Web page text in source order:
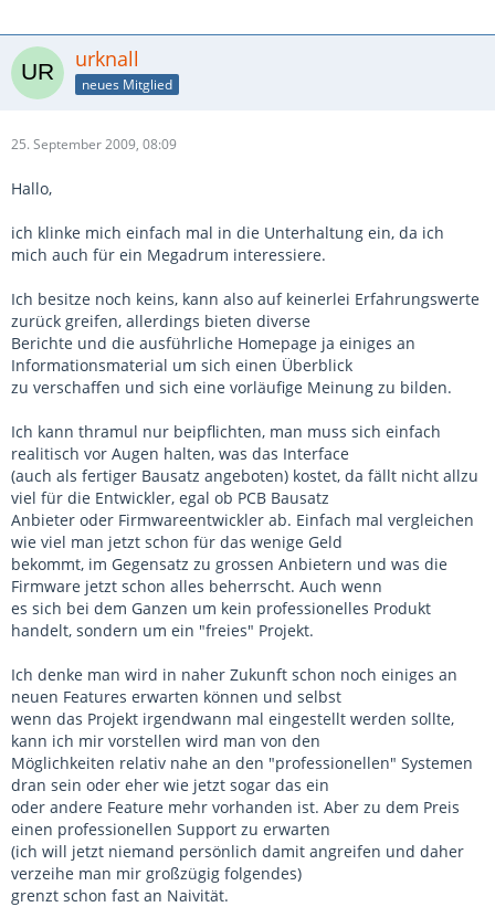
urknall
neues Mitglied
25. September 2009, 08:09
Hallo,
ich klinke mich einfach mal in die Unterhaltung ein, da ich
mich auch für ein Megadrum interessiere.
Ich besitze noch keins, kann also auf keinerlei Erfahrungswerte
zurück greifen, allerdings bieten diverse
Berichte und die ausführliche Homepage ja einiges an
Informationsmaterial um sich einen Überblick
zu verschaffen und sich eine vorläufige Meinung zu bilden.
Ich kann thramul nur beipflichten, man muss sich einfach
realitisch vor Augen halten, was das Interface
(auch als fertiger Bausatz angeboten) kostet, da fällt nicht allzu
viel für die Entwickler, egal ob PCB Bausatz
Anbieter oder Firmwareentwickler ab. Einfach mal vergleichen
wie viel man jetzt schon für das wenige Geld
bekommt, im Gegensatz zu grossen Anbietern und was die
Firmware jetzt schon alles beherrscht. Auch wenn
es sich bei dem Ganzen um kein professionelles Produkt
handelt, sondern um ein "freies" Projekt.
Ich denke man wird in naher Zukunft schon noch einiges an
neuen Features erwarten können und selbst
wenn das Projekt irgendwann mal eingestellt werden sollte,
kann ich mir vorstellen wird man von den
Möglichkeiten relativ nahe an den "professionellen" Systemen
dran sein oder eher wie jetzt sogar das ein
oder andere Feature mehr vorhanden ist. Aber zu dem Preis
einen professionellen Support zu erwarten
(ich will jetzt niemand persönlich damit angreifen und daher
verzeihe man mir großzügig folgendes)
grenzt schon fast an Naivität.